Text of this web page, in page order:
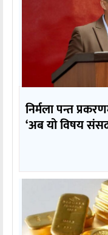
निर्मला पन्त
‘अब यो विषय